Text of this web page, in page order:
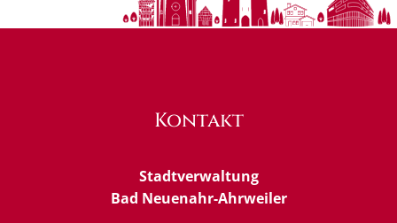
Kontakt
Stadtverwaltung
Bad Neuenahr-Ahrweiler